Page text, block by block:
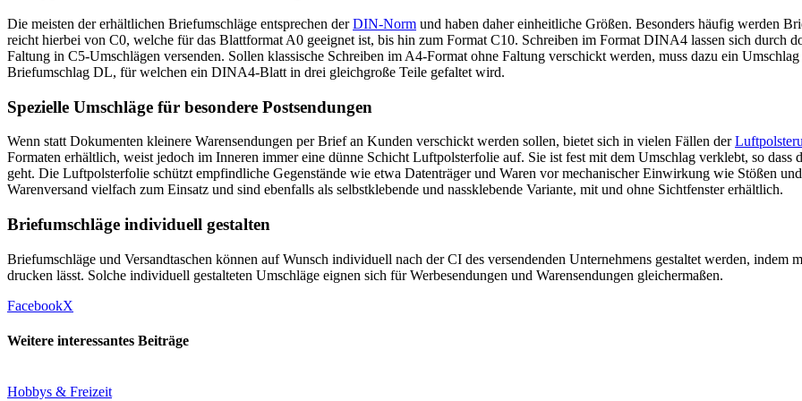
Die meisten der erhältlichen Briefumschläge entsprechen derDIN-Norm und haben daher einheitliche Größen. Besonders häufig werden
reicht hierbei von C0, welche für das Blattformat A0 geeignet ist, bis hin zum Format C10. Schreiben im Format DINA4 lassen sich durch
Faltung in C5-Umschlägen versenden. Sollen klassische Schreiben im A4-Format ohne Faltung verschickt werden, muss dazu ein
Briefumschlag DL, für welchen ein DINA4-Blatt in drei gleichgroße Teile gefaltet wird.
Spezielle Umschläge für besondere Postsendungen
Wenn statt Dokumenten kleinere Warensendungen per Brief an Kunden verschickt werden sollen, bietet sich in vielen Fällen der
Formaten erhältlich, weist jedoch im Inneren immer eine dünne Schicht Luftpolsterfolie auf. Sie ist fest mit dem Umschlag verklebt, so
geht. Die Luftpolsterfolie schützt empfindliche Gegenstände wie etwa Datenträger und Waren vor mechanischer Einwirkung wie Stößen
Warenversand vielfach zum Einsatz und sind ebenfalls als selbstklebende und nassklebende Variante, mit und ohne Sichtfenster erhältlich.
Briefumschläge individuell gestalten
Briefumschläge und Versandtaschen können auf Wunsch individuell nach der CI des versendenden Unternehmens gestaltet werden, indem
drucken lässt. Solche individuell gestalteten Umschläge eignen sich für Werbesendungen und Warensendungen gleichermaßen.
FacebookX
Weitere interessantes Beiträge
Hobbys & Freizeit